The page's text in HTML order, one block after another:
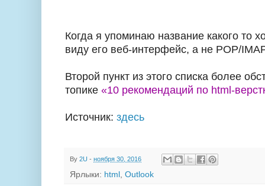
Когда я упоминаю название какого то
виду его веб-интерфейс, а не POP/
Второй пункт из этого списка более
топике «10 рекомендаций по html-
Источник: здесь
By 2U - ноября 30, 2016
Ярлыки: html , Outlook